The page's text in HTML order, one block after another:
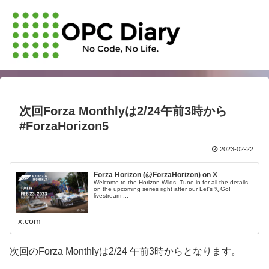
次回Forza Monthlyは2/24午前3時から
#ForzaHorizon5
2023-02-22
Forza Horizon (@ForzaHorizon) on X
Welcome to the Horizon Wilds. Tune in for all the details
on the upcoming series right after our Let's ﾂ｡Go!
livestream ...
x.com
次回のForza Monthlyは2/24 午前3時からとなります。